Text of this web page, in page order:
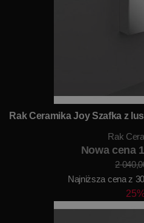
Rak Ceramika Joy Szafka z
Rak
Nowa cena
2
Najniższa cena z